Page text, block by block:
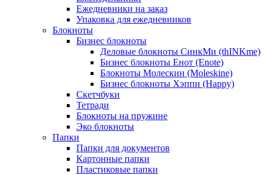
Ежедневники на заказ
Упаковка для ежедневников
Блокноты
Бизнес блокноты
Деловые блокноты СинкМи (thINKme)
Бизнес блокноты Енот (Enote)
Блокноты Молескин (Moleskine)
Бизнес блокноты Хэппи (Happy)
Скетчбуки
Тетради
Блокноты на пружине
Эко блокноты
Папки
Папки для документов
Картонные папки
Пластиковые папки